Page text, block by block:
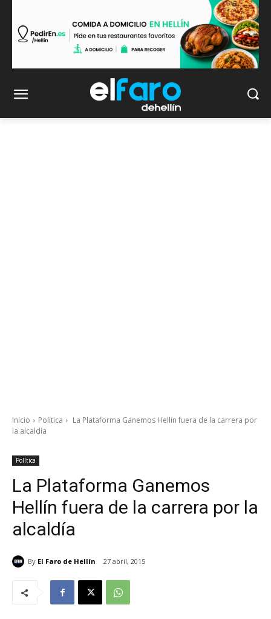
Inicio Política
La Plataforma Ganemos Hellín fuera de la carrera por
la alcaldía
Política
La Plataforma Ganemos
Hellín fuera de la carrera por la
alcaldía
By El Faro de Hellín 27 abril, 2015